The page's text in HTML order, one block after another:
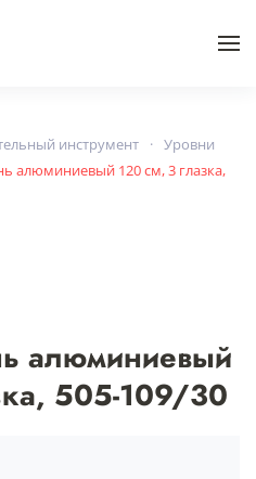
инструмент
Уровни
алюминиевый 120 см, 3 глазка,
алюминиевый
505-109/30